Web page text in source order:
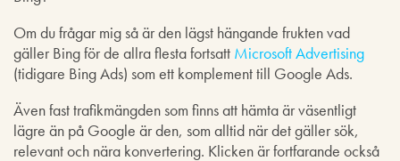
Om du frågar mig så är den lägst hängande frukten vad
gäller Bing för de allra flesta fortsatt Microsoft Advertising
(tidigare Bing Ads) som ett komplement till Google Ads.
Även fast trafikmängden som finns att hämta är väsentligt
lägre än på Google är den, som alltid när det gäller sök,
relevant och nära konvertering. Klicken är fortfarande också